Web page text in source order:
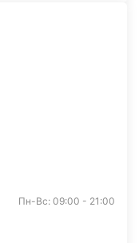
Пн-Вс: 09:00 - 21:00